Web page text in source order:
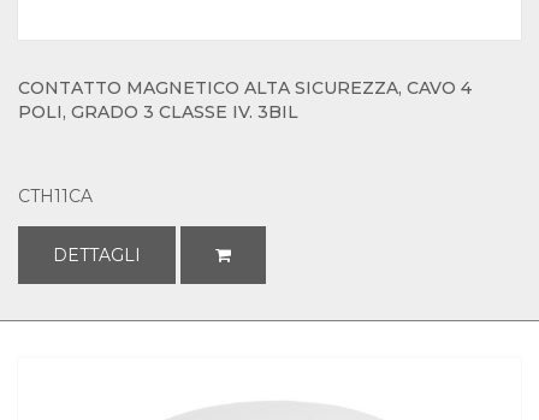
CONTATTO MAGNETICO ALTA SICUREZZA, CAVO 4
POLI, GRADO 3 CLASSE IV. 3BIL
CTH11CA
DETTAGLI